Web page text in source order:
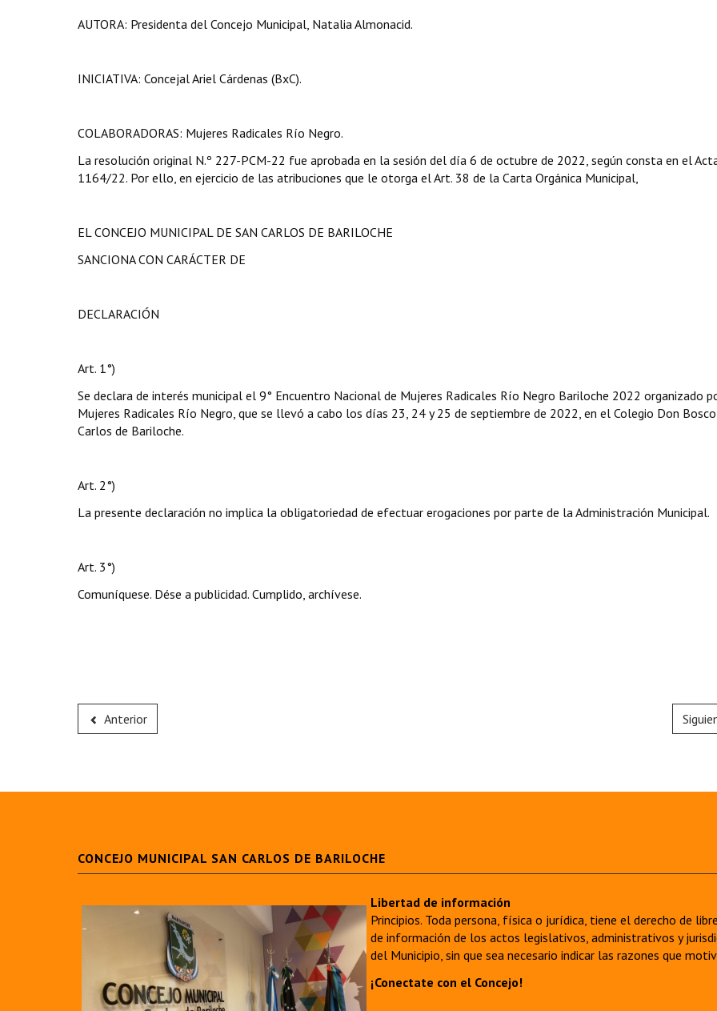
AUTORA: Presidenta del Concejo Municipal, Natalia Almonacid.
INICIATIVA: Concejal Ariel Cárdenas (BxC).
COLABORADORAS: Mujeres Radicales Río Negro.
La resolución original N.º 227-PCM-22 fue aprobada en la sesión del día 6 de octubre de 2022, según consta en el
1164/22. Por ello, en ejercicio de las atribuciones que le otorga el Art. 38 de la Carta Orgánica Municipal,
EL CONCEJO MUNICIPAL DE SAN CARLOS DE BARILOCHE
SANCIONA CON CARÁCTER DE
DECLARACIÓN
Art. 1°)
Se declara de interés municipal el 9° Encuentro Nacional de Mujeres Radicales Río Negro Bariloche 2022 organizado
Mujeres Radicales Río Negro, que se llevó a cabo los días 23, 24 y 25 de septiembre de 2022, en el Colegio Don Bosco
Carlos de Bariloche.
Art. 2°)
La presente declaración no implica la obligatoriedad de efectuar erogaciones por parte de la Administración Municipal.
Art. 3°)
Comuníquese. Dése a publicidad. Cumplido, archívese.
Anterior
CONCEJO MUNICIPAL SAN CARLOS DE BARILOCHE
Libertad de información
Principios. Toda persona, física o jurídica, tiene el derecho de
de información de los actos legislativos, administrativos y
del Municipio, sin que sea necesario indicar las razones que
¡Conectate con el Concejo!